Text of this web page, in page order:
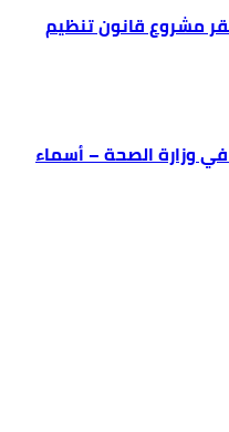
تُقر مشروع قانون تنظيم
وزارة الصحة – أسماء